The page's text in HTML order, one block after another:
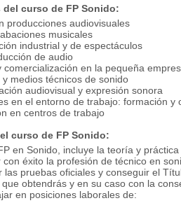
curso de FP Sonido:
producciones audiovisuales
musicales
industrial y de espectáculos
de audio
en la pequeña
medios técnicos de sonido
audiovisual y expresión sonora
en el entorno de trabajo: formación y
en centros de trabajo
curso de FP Sonido:
en Sonido, incluye la teoría y
éxito la profesión de técnico en
las pruebas oficiales y conseguir el
obtendrás y en su caso con la
en posiciones laborales de: